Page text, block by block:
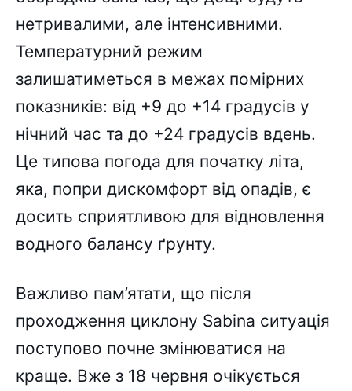
нетривалими, але інтенсивними.
Температурний режим
залишатиметься в межах помірних
показників: від +9 до +14 градусів у
нічний час та до +24 градусів вдень.
Це типова погода для початку літа,
яка, попри дискомфорт від опадів, є
досить сприятливою для відновлення
водного балансу ґрунту.
Важливо пам’ятати, що після
проходження циклону Sabina ситуація
поступово почне змінюватися на
краще. Вже з 18 червня очікується